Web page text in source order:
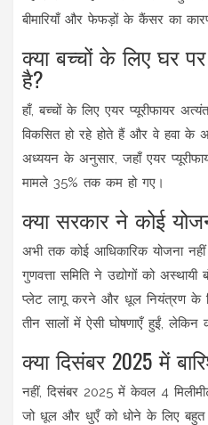
बीमारियाँ और फेफड़ों के कैंसर का
क्या बच्चों के लिए घर
है?
हाँ, बच्चों के लिए एयर प्यूरीफायर
विकसित हो रहे होते हैं और वे हवा के
अध्ययन के अनुसार, जहाँ एयर
मामले 35% तक कम हो गए।
क्या सरकार ने कोई
अभी तक कोई आधिकारिक योजना
गुणवत्ता समिति ने उद्योगों को
प्लेट लागू करने और धूल नियंत्रण के
तीन सालों में ऐसी घोषणाएँ हुईं, लेकिन
क्या दिसंबर 2025 में
नहीं, दिसंबर 2025 में केवल 4
जो धूल और धुएँ को धोने के लिए बहुत